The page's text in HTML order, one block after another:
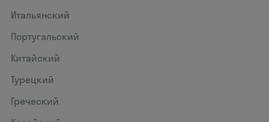
Итальянский
Португальский
Китайский
Турецкий
Греческий